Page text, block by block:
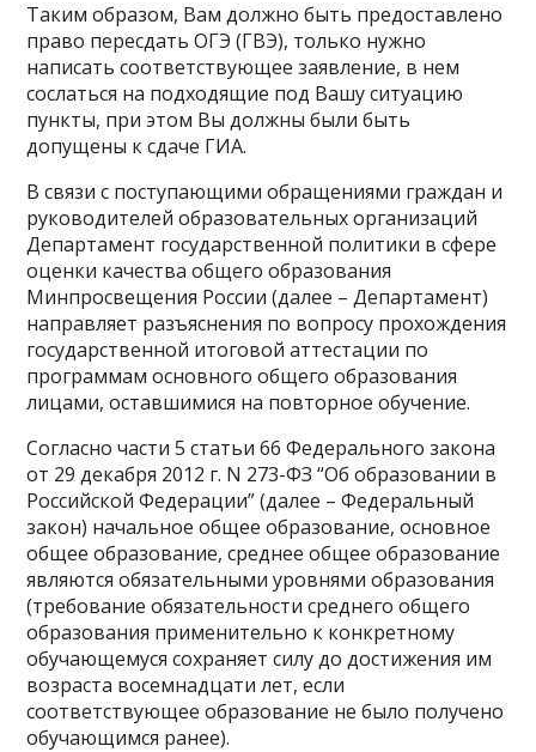
Таким образом, Вам должно быть предоставлено
право пересдать ОГЭ (ГВЭ), только нужно
написать соответствующее заявление, в нем
сослаться на подходящие под Вашу ситуацию
пункты, при этом Вы должны были быть
допущены к сдаче ГИА.
В связи с поступающими обращениями граждан и
руководителей образовательных организаций
Департамент государственной политики в сфере
оценки качества общего образования
Минпросвещения России (далее – Департамент)
направляет разъяснения по вопросу прохождения
государственной итоговой аттестации по
программам основного общего образования
лицами, оставшимися на повторное обучение.
Согласно части 5 статьи 66 Федерального закона
от 29 декабря 2012 г. N 273-ФЗ “Об образовании в
Российской Федерации” (далее – Федеральный
закон) начальное общее образование, основное
общее образование, среднее общее образование
являются обязательными уровнями образования
(требование обязательности среднего общего
образования применительно к конкретному
обучающемуся сохраняет силу до достижения им
возраста восемнадцати лет, если
соответствующее образование не было получено
обучающимся ранее).